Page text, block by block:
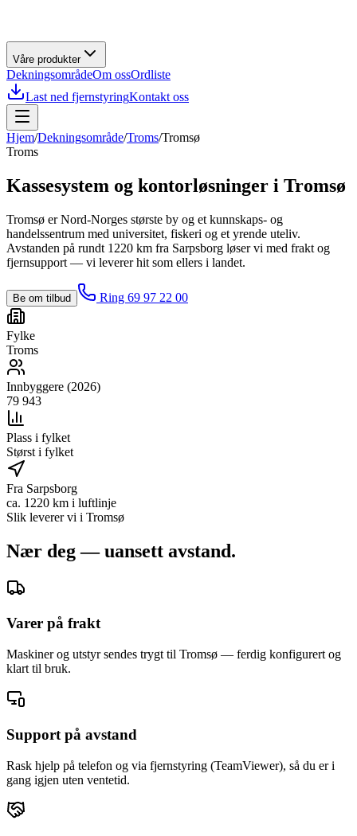
Våre produkter
DekningsområdeOm ossOrdliste
Last ned fjernstyringKontakt oss
Hjem/Dekningsområde/Troms/Tromsø
Troms
Kassesystem og kontorløsninger i Tromsø
Tromsø er Nord-Norges største by og et kunnskaps- og
handelssentrum med universitet, fiskeri og et yrende uteliv.
Avstanden på rundt 1220 km fra Sarpsborg løser vi med frakt og
fjernsupport — vi leverer hit som ellers i landet.
Be om tilbud Ring 69 97 22 00
Fylke
Troms
Innbyggere (2026)
79 943
Plass i fylket
Størst i fylket
Fra Sarpsborg
ca. 1220 km i luftlinje
Slik leverer vi i Tromsø
Nær deg — uansett avstand.
Varer på frakt
Maskiner og utstyr sendes trygt til Tromsø — ferdig konfigurert og
klart til bruk.
Support på avstand
Rask hjelp på telefon og via fjernstyring (TeamViewer), så du er i
gang igjen uten ventetid.